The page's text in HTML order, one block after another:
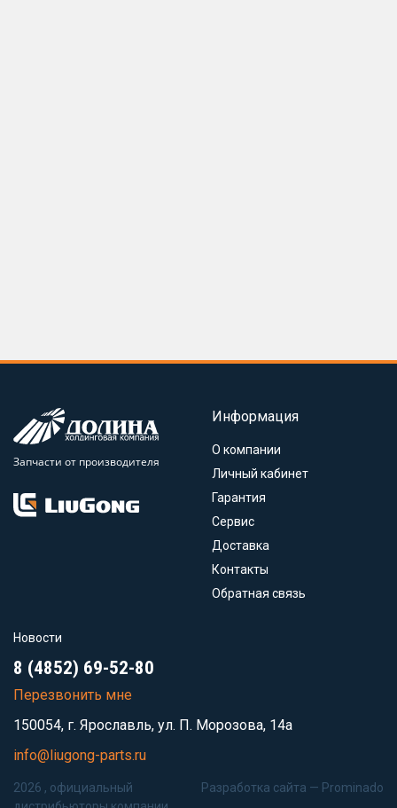
Запчасти от производителя
Информация
О компании
Личный кабинет
Гарантия
Сервис
Доставка
Контакты
Обратная связь
Новости
8 (4852) 69-52-80
Перезвонить мне
150054, г. Ярославль, ул. П. Морозова, 14а
info@liugong-parts.ru
2026 , официальный
Разработка сайта — Prominado